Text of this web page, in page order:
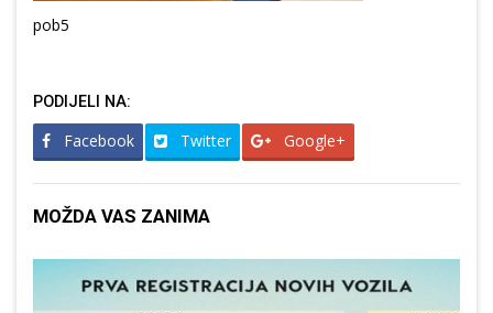
pob5
PODIJELI NA:
Facebook Twitter Google+
MOŽDA VAS ZANIMA